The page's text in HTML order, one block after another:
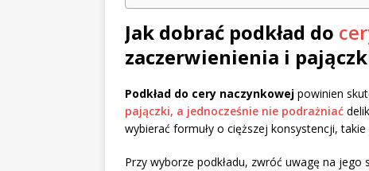
Jak dobrać podkład do
zaczerwienienia i
Podkład do cery naczynkowej powinien
pajączki, a jednocześnie nie podrażniać
wybierać formuły o cięższej konsystencji,
Przy wyborze podkładu, zwróć uwagę na